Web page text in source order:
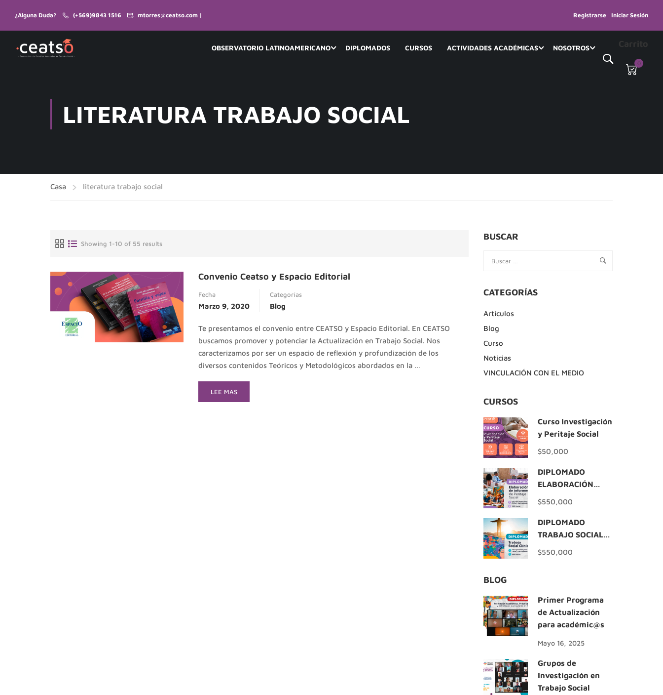
¿Alguna Duda? (+569)9843 1516 mtorres@ceatso.com | Registrarse Iniciar Sesión
OBSERVATORIO LATINOAMERICANO DIPLOMADOS CURSOS ACTIVIDADES ACADÉMICAS NOSOTROS Carrito
0
LITERATURA TRABAJO SOCIAL
Casa literatura trabajo social
Showing 1-10 of 55 results
Convenio Ceatso y Espacio Editorial
Fecha
Marzo 9, 2020
Categorías
Blog
Te presentamos el convenio entre CEATSO y Espacio Editorial. En CEATSO
buscamos promover y potenciar la Actualización en Trabajo Social. Nos
caracterizamos por ser un espacio de reflexión y profundización de los
diversos contenidos Teóricos y Metodológicos abordados en la …
READ
MORE
LEE MAS
BUSCAR
CATEGORÍAS
Artículos
Blog
Curso
Noticias
VINCULACIÓN CON EL MEDIO
CURSOS
Curso Investigación
y Peritaje Social
$50,000
DIPLOMADO
ELABORACIÓN
INFORMES DE
$550,000
DIPLOMADO
TRABAJO SOCIAL
CLÍNICO
$550,000
BLOG
Primer Programa
de Actualización
para académic@s
Mayo 16, 2025
Grupos de
Investigación en
Trabajo Social